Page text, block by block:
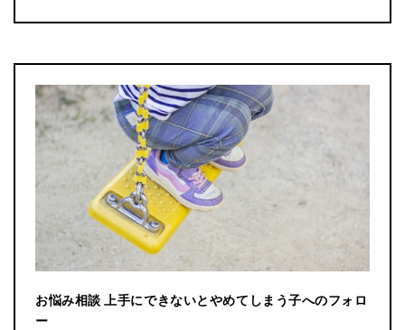
お悩み相談 上手にできないとやめてしまう子へのフォロ
ー